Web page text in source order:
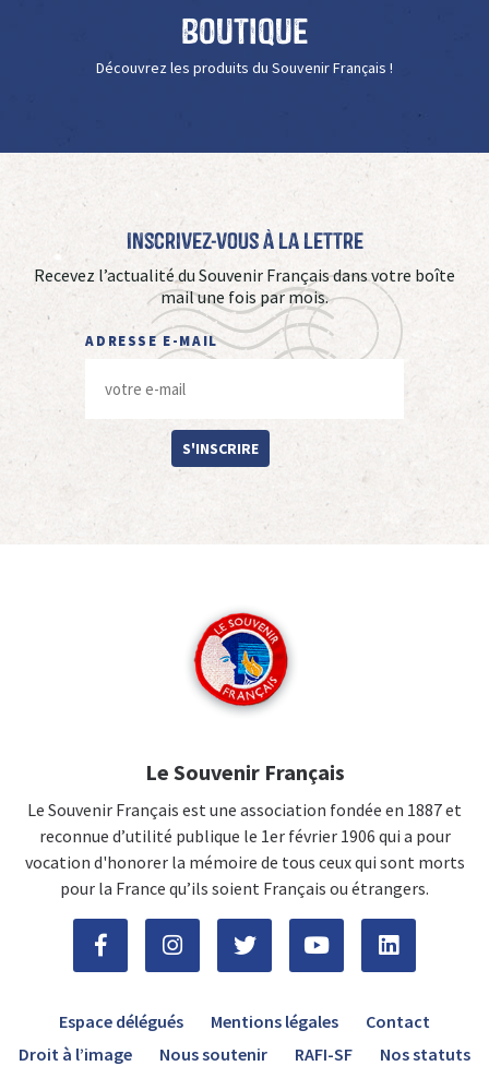
Boutique
Découvrez les produits du Souvenir Français !
Inscrivez-vous à La Lettre
Recevez l’actualité du Souvenir Français dans votre boîte
mail une fois par mois.
ADRESSE E-MAIL
S'INSCRIRE
Le Souvenir Français
Le Souvenir Français est une association fondée en 1887 et
reconnue d’utilité publique le 1er février 1906 qui a pour
vocation d'honorer la mémoire de tous ceux qui sont morts
pour la France qu’ils soient Français ou étrangers.
Espace délégués Mentions légales
Contact
Droit à l’image
Nous soutenir RAFI-SF Nos statuts